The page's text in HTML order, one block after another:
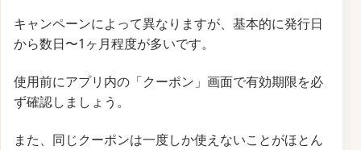
キャンペーンによって異なりますが、基本的に発行日
から数日〜1ヶ月程度が多いです。
使用前にアプリ内の「クーポン」画面で有効期限を必
ず確認しましょう。
また、同じクーポンは一度しか使えないことがほとん